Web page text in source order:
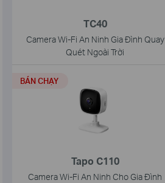
TC40
Camera Wi-Fi An Ninh Gia Đình Quay
Quét Ngoài Trời
Tapo C110
Camera Wi-Fi An Ninh Cho Gia Đình
BÁN CHẠY